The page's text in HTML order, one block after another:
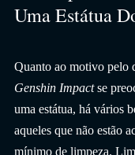
Uma Estátua
Quanto ao motivo pelo
Genshin Impact se
uma estátua, há vários
aqueles que não estão
mínimo de limpeza.